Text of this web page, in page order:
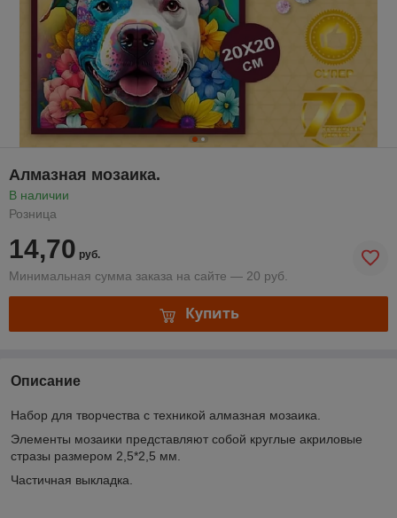
Алмазная мозаика.
В наличии
Розница
14,70 руб.
Минимальная сумма заказа на сайте — 20 руб.
Купить
Описание
Набор для творчества с техникой алмазная мозаика.
Элементы мозаики представляют собой круглые акриловые
стразы размером 2,5*2,5 мм.
Частичная выкладка.